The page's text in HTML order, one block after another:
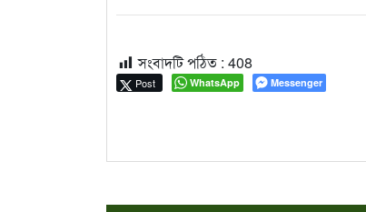
সংবাদটি পঠিত : 408
Post WhatsApp Messenger